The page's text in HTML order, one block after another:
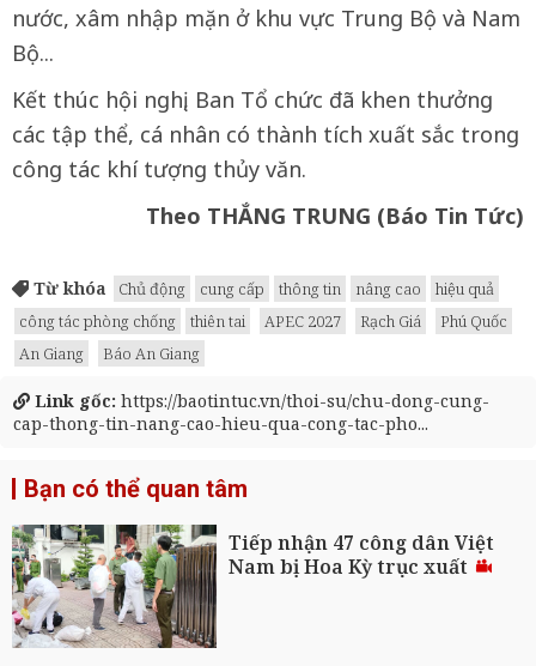
nước, xâm nhập mặn ở khu vực Trung Bộ và Nam
Bộ...
Kết thúc hội nghị, Ban Tổ chức đã khen thưởng
các tập thể, cá nhân có thành tích xuất sắc trong
công tác khí tượng thủy văn.
Theo THẮNG TRUNG (Báo Tin Tức)
Từ khóa Chủ động cung cấp thông tin nâng cao
hiệu quả
công tác phòng chống
thiên tai APEC 2027 Rạch Giá
Phú Quốc
An Giang
Báo An Giang
Link gốc: https://baotintuc.vn/thoi-su/chu-dong-cung-
cap-thong-tin-nang-cao-hieu-qua-cong-tac-pho...
Bạn có thể quan tâm
Tiếp nhận 47 công dân Việt
Nam bị Hoa Kỳ trục xuất